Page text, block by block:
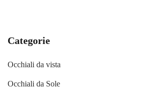
Categorie
Occhiali da vista
Occhiali da Sole